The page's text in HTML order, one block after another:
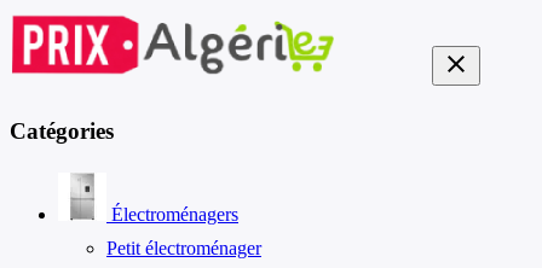
close
Catégories
Électroménagers
Petit électroménager